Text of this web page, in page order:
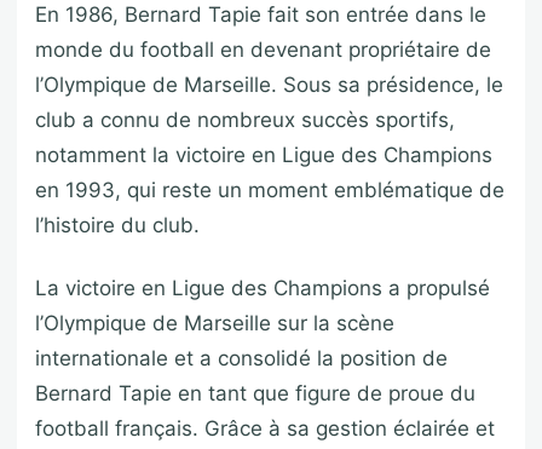
En 1986, Bernard Tapie fait son entrée dans le
monde du football en devenant propriétaire de
l’Olympique de Marseille. Sous sa présidence, le
club a connu de nombreux succès sportifs,
notamment la victoire en Ligue des Champions
en 1993, qui reste un moment emblématique de
l’histoire du club.
La victoire en Ligue des Champions a propulsé
l’Olympique de Marseille sur la scène
internationale et a consolidé la position de
Bernard Tapie en tant que figure de proue du
football français. Grâce à sa gestion éclairée et